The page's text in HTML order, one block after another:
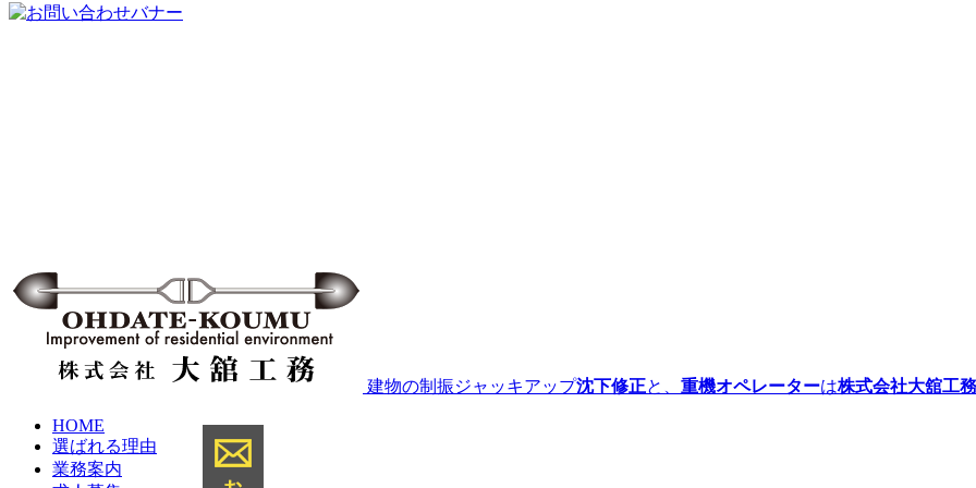
建物の制振ジャッキアップ沈下修正と、 重機オペレーターは株式会社大舘工務
HOME
選ばれる理由
業務案内